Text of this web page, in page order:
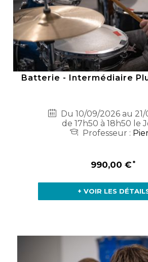
Batterie - Intermédiaire
Du 10/09/2026 au
de 17h50 à 18h50 le
Professeur :
990,00 €
+ VOIR LES